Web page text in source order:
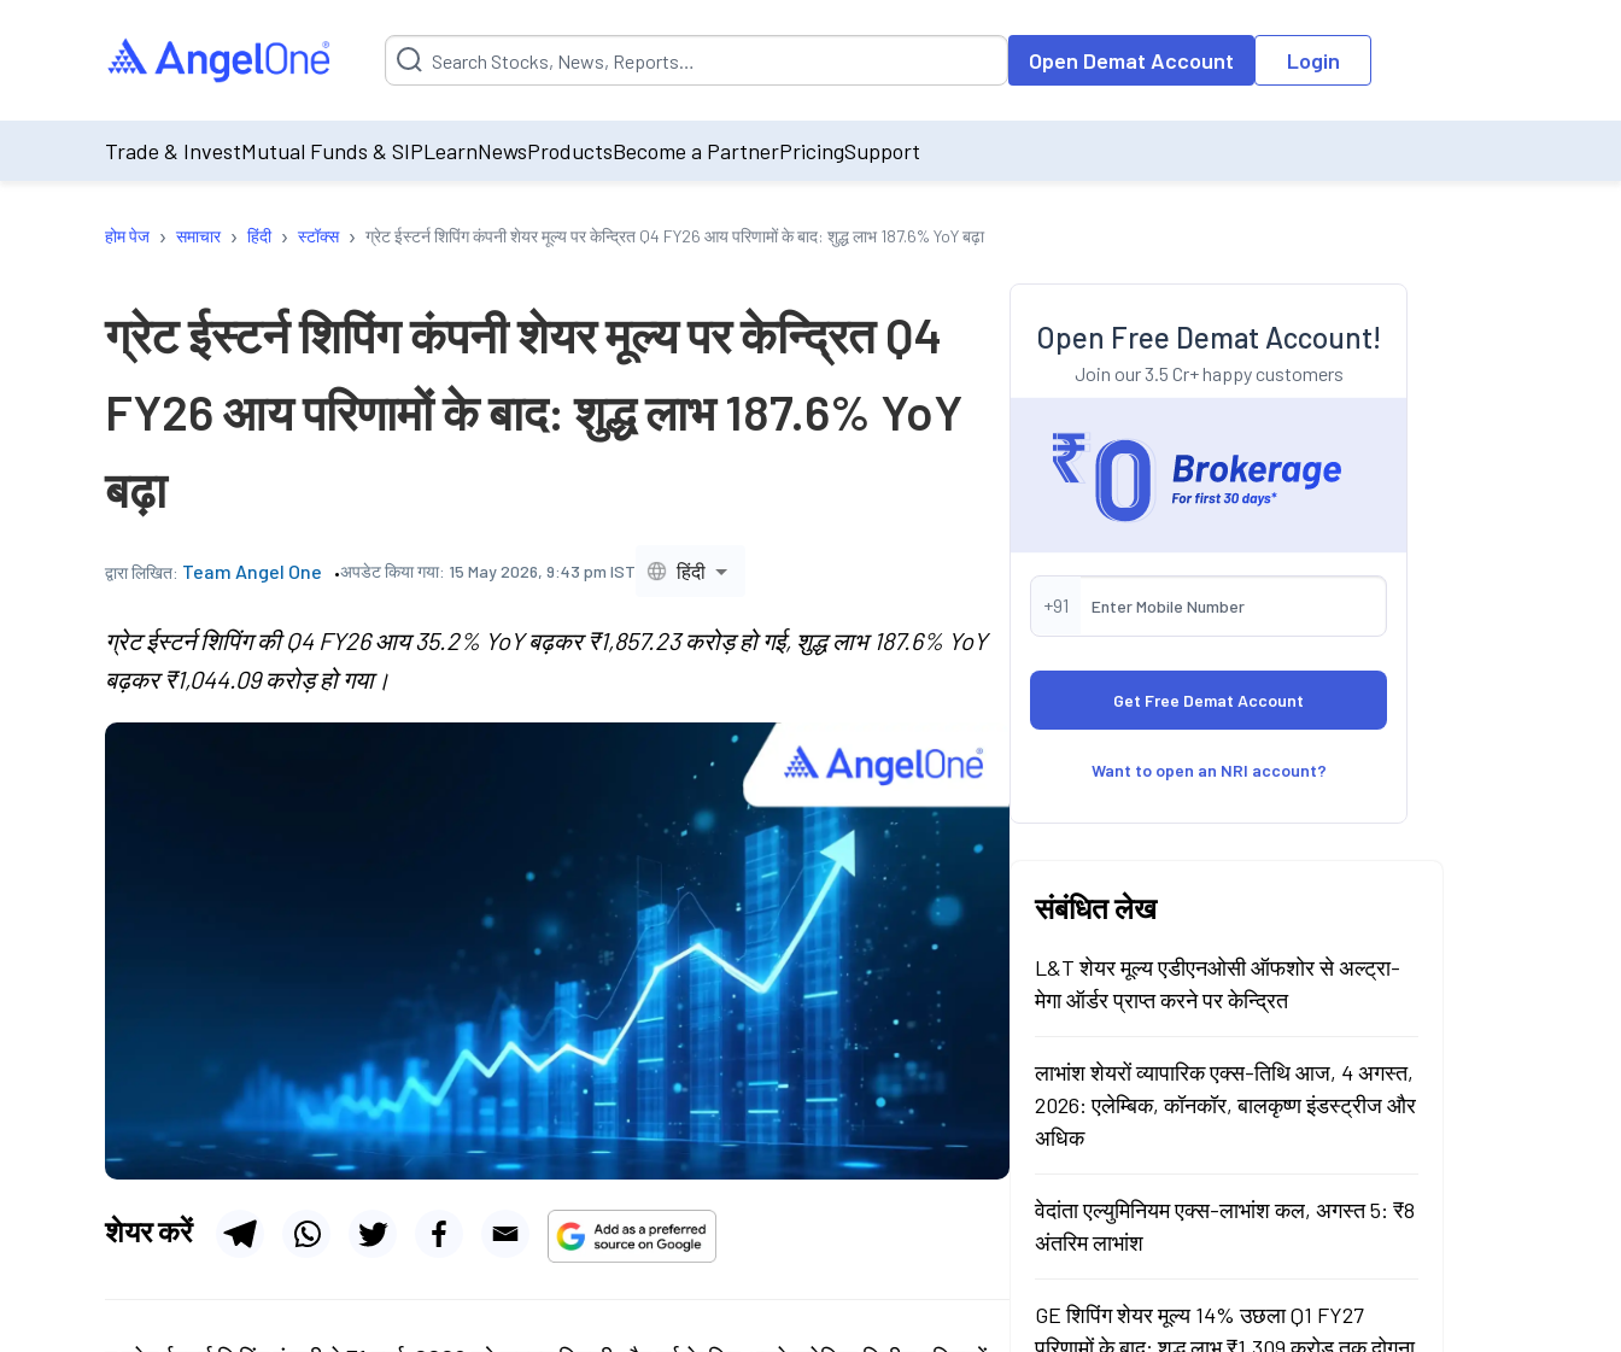
Suggestion will be populated by default on accessing the input field. On entering data into the input field, the suggestion list will be updated as per the
Open Demat Account Login
Trade & InvestMutual Funds & SIPLearnNewsProductsBecome a PartnerPricingSupport
होम पेज › समाचार › हिंदी › स्टॉक्स › ग्रेट ईस्टर्न शिपिंग कंपनी शेयर मूल्य पर केन्द्रित Q4 FY26 आय परिणामों के बाद: शुद्ध लाभ 187.6% YoY बढ़ा
ग्रेट ईस्टर्न शिपिंग कंपनी शेयर मूल्य पर केन्द्रित Q4
FY26 आय परिणामों के बाद: शुद्ध लाभ 187.6% YoY
बढ़ा
द्वारा लिखित: Team Angel One अपडेट किया गया: 15 May 2026, 9:43 pm IST हिंदी
ग्रेट ईस्टर्न शिपिंग की Q4 FY26 आय 35.2% YoY बढ़कर ₹1,857.23 करोड़ हो गई, शुद्ध लाभ 187.6% YoY
बढ़कर ₹1,044.09 करोड़ हो गया।
शेयर करें
Open Free Demat Account!
Join our 3.5 Cr+ happy customers
+91
Want to open an NRI account?
संबंधित लेख
L&T शेयर मूल्य एडीएनओसी ऑफशोर से अल्ट्रा-
मेगा ऑर्डर प्राप्त करने पर केन्द्रित
लाभांश शेयरों व्यापारिक एक्स-तिथि आज, 4 अगस्त,
2026: एलेम्बिक, कॉनकॉर, बालकृष्ण इंडस्ट्रीज और
अधिक
वेदांता एल्युमिनियम एक्स-लाभांश कल, अगस्त 5: ₹8
अंतरिम लाभांश
GE शिपिंग शेयर मूल्य 14% उछला Q1 FY27